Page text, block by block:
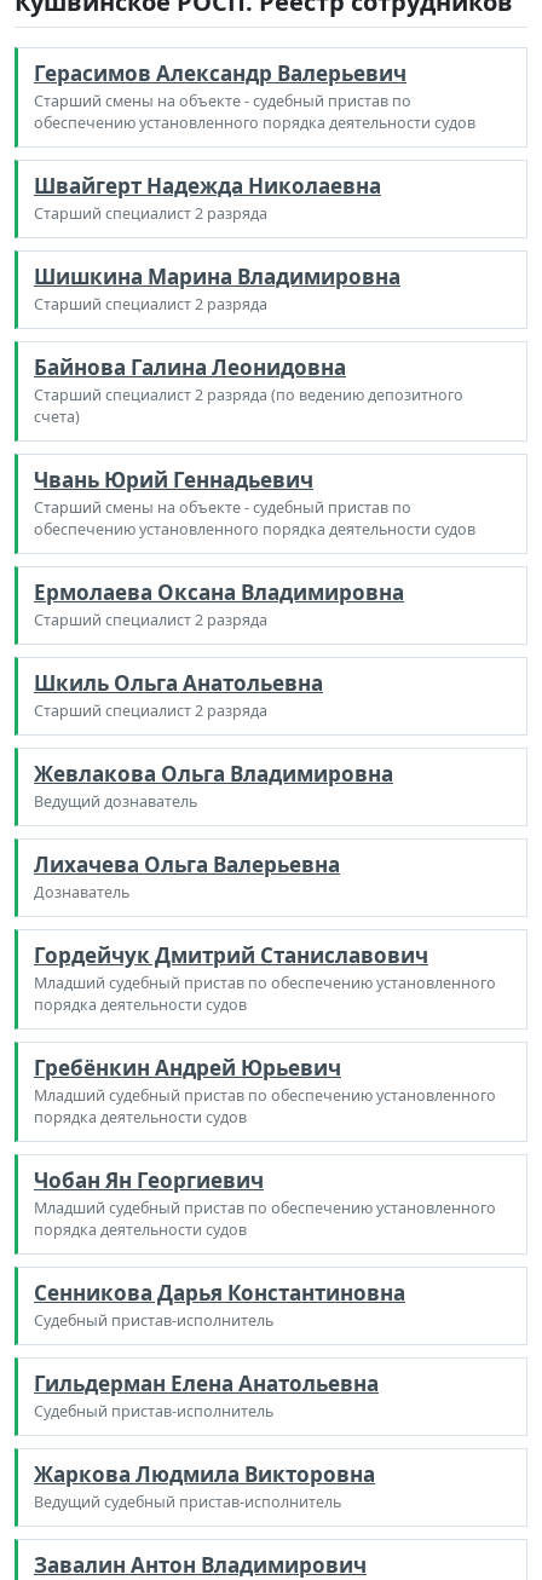
Герасимов Александр Валерьевич
Старший смены на объекте - судебный пристав по
обеспечению установленного порядка деятельности судов
Швайгерт Надежда Николаевна
Старший специалист 2 разряда
Шишкина Марина Владимировна
Старший специалист 2 разряда
Байнова Галина Леонидовна
Старший специалист 2 разряда (по ведению депозитного
счета)
Чвань Юрий Геннадьевич
Старший смены на объекте - судебный пристав по
обеспечению установленного порядка деятельности судов
Ермолаева Оксана Владимировна
Старший специалист 2 разряда
Шкиль Ольга Анатольевна
Старший специалист 2 разряда
Жевлакова Ольга Владимировна
Ведущий дознаватель
Лихачева Ольга Валерьевна
Дознаватель
Гордейчук Дмитрий Станиславович
Младший судебный пристав по обеспечению установленного
порядка деятельности судов
Гребёнкин Андрей Юрьевич
Младший судебный пристав по обеспечению установленного
порядка деятельности судов
Чобан Ян Георгиевич
Младший судебный пристав по обеспечению установленного
порядка деятельности судов
Сенникова Дарья Константиновна
Судебный пристав-исполнитель
Гильдерман Елена Анатольевна
Судебный пристав-исполнитель
Жаркова Людмила Викторовна
Ведущий судебный пристав-исполнитель
Завалин Антон Владимирович